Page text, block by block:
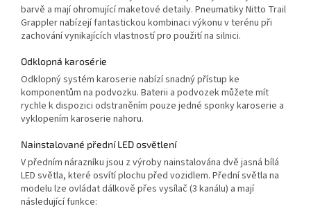
barvě a mají ohromující maketové detaily. Pneumatiky Nitto Trail
Grappler nabízejí fantastickou kombinaci výkonu v terénu při
zachování vynikajících vlastností pro použití na silnici.
Odklopná karosérie
Odklopný systém karoserie nabízí snadný přístup ke
komponentům na podvozku. Baterii a podvozek můžete mít
rychle k dispozici odstraněním pouze jedné sponky karoserie a
vyklopením karoserie nahoru.
Nainstalované přední LED osvětlení
V předním nárazníku jsou z výroby nainstalována dvě jasná bílá
LED světla, které osvítí plochu před vozidlem. Přední světla na
modelu lze ovládat dálkově přes vysílač (3 kanálu) a mají
následující funkce: